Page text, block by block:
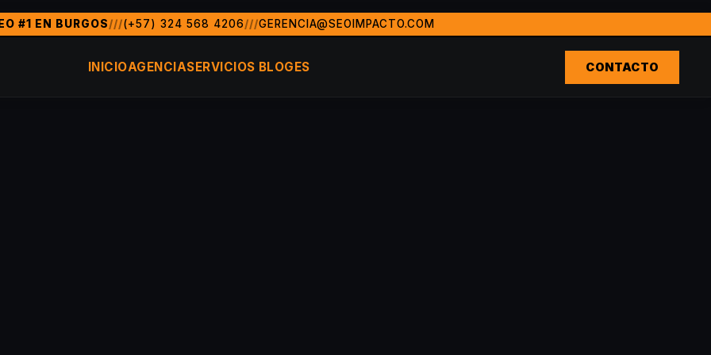
de marketing digital y posicionamiento SEO en Burgos y toda LatinoamÃ©rica. Ganadora del premio Agencia
FL) Burgos, Colombia, MÃ©xico, Argentina, Chile, PerÃº, Ecuador, Estados Unidos, EspaÃ±a, PanamÃ¡, Costa Rica
#1 EN BURGOS///(+57) 324 568 4206///GERENCIA@SEOIMPACTO.COM
INICIOAGENCIASERVICIOS BLOGES CONTACTO